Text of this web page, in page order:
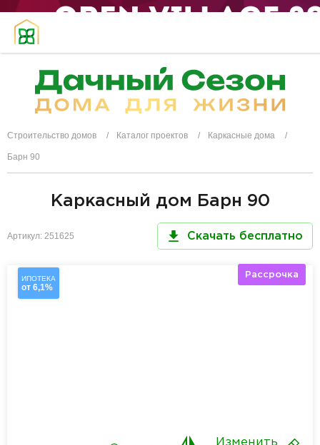
Строительство домов Каталог проектов Каркасные дома
Барн 90
Каркасный дом Барн 90
Артикул: 251625 Скачать бесплатно
ИПОТЕКА
от 6,1%
Рассрочка
Изменить